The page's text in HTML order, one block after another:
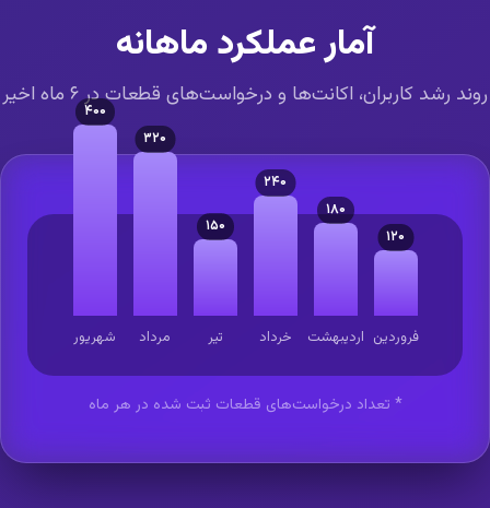
آمار عملکرد ماهانه
رشد کاربران، اکانت‌ها و درخواست‌های قطعات در ۶ ماه اخیر
۱۲۰
فروردین
۱۸۰
اردیبهشت
۲۴۰
خرداد
۱۵۰
تیر
۳۲۰
مرداد
۴۰۰
شهریور
* تعداد درخواست‌های قطعات ثبت شده در هر ماه